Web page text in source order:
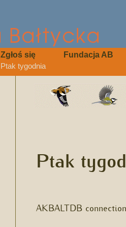
Zgłoś się Fundacja AB
Ptak tygodnia
Ptak
AKBALTDB